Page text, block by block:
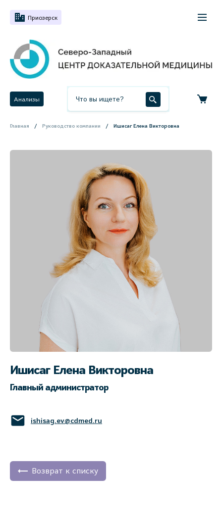
Приозерск
Анализы
Главная Руководство компании Ишисаг Елена Викторовна
Ишисаг Елена Викторовна
Главный администратор
ishisag.ev@cdmed.ru
Возврат к списку